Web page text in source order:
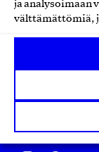
ja analysoimaan
välttämättömiä,